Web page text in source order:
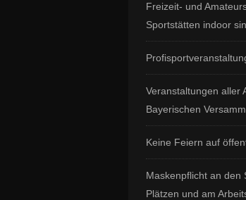
Freizeit- und
Sportstätten indoor
Veranstaltungen aller
Bayerischen
Keine Feiern auf
Maskenpflicht an den
Plätzen und am